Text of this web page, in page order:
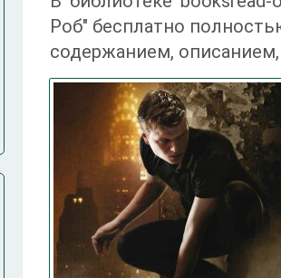
Роб" бесплатно
содержанием,